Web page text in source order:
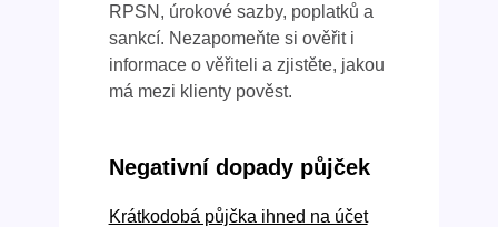
RPSN, úrokové sazby, poplatků a
sankcí. Nezapomeňte si ověřit i
informace o věřiteli a zjistěte, jakou
má mezi klienty pověst.
Negativní dopady půjček
Krátkodobá půjčka ihned na účet